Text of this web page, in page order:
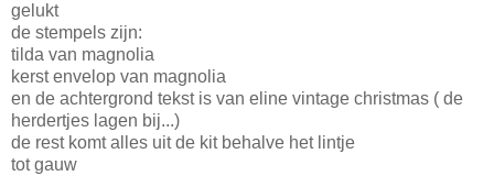
gelukt
de stempels zijn:
tilda van magnolia
kerst envelop van magnolia
en de achtergrond tekst is van eline vintage christmas ( de
herdertjes lagen bij...)
de rest komt alles uit de kit behalve het lintje
tot gauw